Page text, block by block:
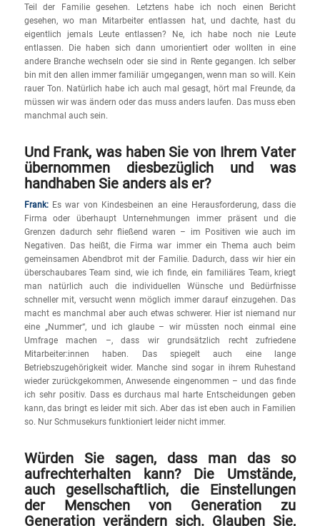
Teil der Familie gesehen. Letztens habe ich noch einen Bericht
gesehen, wo man Mitarbeiter entlassen hat, und dachte, hast du
eigentlich jemals Leute entlassen? Ne, ich habe noch nie Leute
entlassen. Die haben sich dann umorientiert oder wollten in eine
andere Branche wechseln oder sie sind in Rente gegangen. Ich selber
bin mit den allen immer familiär umgegangen, wenn man so will. Kein
rauer Ton. Natürlich habe ich auch mal gesagt, hört mal Freunde, da
müssen wir was ändern oder das muss anders laufen. Das muss eben
manchmal auch sein.
Und Frank, was haben Sie von Ihrem Vater
übernommen diesbezüglich und was
handhaben Sie anders als er?
Frank: Es war von Kindesbeinen an eine Herausforderung, dass die
Firma oder überhaupt Unternehmungen immer präsent und die
Grenzen dadurch sehr fließend waren – im Positiven wie auch im
Negativen. Das heißt, die Firma war immer ein Thema auch beim
gemeinsamen Abendbrot mit der Familie. Dadurch, dass wir hier ein
überschaubares Team sind, wie ich finde, ein familiäres Team, kriegt
man natürlich auch die individuellen Wünsche und Bedürfnisse
schneller mit, versucht wenn möglich immer darauf einzugehen. Das
macht es manchmal aber auch etwas schwerer. Hier ist niemand nur
eine „Nummer“, und ich glaube – wir müssten noch einmal eine
Umfrage machen –, dass wir grundsätzlich recht zufriedene
Mitarbeiter:innen haben. Das spiegelt auch eine lange
Betriebszugehörigkeit wider. Manche sind sogar in ihrem Ruhestand
wieder zurückgekommen, Anwesende eingenommen – und das finde
ich sehr positiv. Dass es durchaus mal harte Entscheidungen geben
kann, das bringt es leider mit sich. Aber das ist eben auch in Familien
so. Nur Schmusekurs funktioniert leider nicht immer.
Würden Sie sagen, dass man das so
aufrechterhalten kann? Die Umstände,
auch gesellschaftlich, die Einstellungen
der Menschen von Generation zu
Generation verändern sich. Glauben Sie,